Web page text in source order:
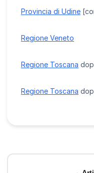
Provincia di Udine
Regione Veneto
Regione Toscana
Regione Toscana